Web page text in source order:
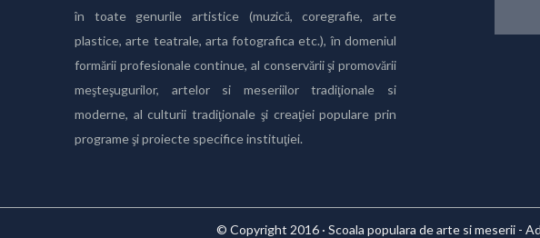
în toate genurile artistice (muzică, coregrafie, arte
plastice, arte teatrale, arta fotografica etc.), în domeniul
formării profesionale continue, al conservării şi promovării
meşteşugurilor, artelor si meseriilor tradiţionale si
moderne, al culturii tradiţionale şi creaţiei populare prin
programe şi proiecte specifice instituţiei.
© Copyright 2016 · Scoala populara de arte si meserii -